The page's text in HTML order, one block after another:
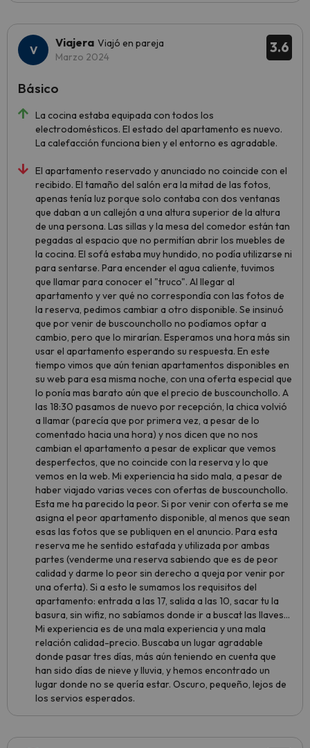
3.6
Viajera Viajó en pareja
Marzo 2024
La cocina estaba equipada con todos los
electrodomésticos. El estado del apartamento es nuevo.
La calefacción funciona bien y el entorno es agradable.
El apartamento reservado y anunciado no coincide con el
recibido. El tamaño del salón era la mitad de las fotos,
apenas tenía luz porque solo contaba con dos ventanas
que daban a un callejón a una altura superior de la altura
de una persona. Las sillas y la mesa del comedor están tan
pegadas al espacio que no permitían abrir los muebles de
la cocina. El sofá estaba muy hundido, no podía utilizarse ni
para sentarse. Para encender el agua caliente, tuvimos
que llamar para conocer el "truco". Al llegar al
apartamento y ver qué no correspondía con las fotos de
la reserva, pedimos cambiar a otro disponible. Se insinuó
que por venir de buscounchollo no podíamos optar a
cambio, pero que lo mirarían. Esperamos una hora más sin
usar el apartamento esperando su respuesta. En este
tiempo vimos que aún tenian apartamentos disponibles en
su web para esa misma noche, con una oferta especial que
lo ponía mas barato aún que el precio de buscounchollo. A
las 18:30 pasamos de nuevo por recepción, la chica volvió
a llamar (parecía que por primera vez, a pesar de lo
comentado hacia una hora) y nos dicen que no nos
cambian el apartamento a pesar de explicar que vemos
desperfectos, que no coincide con la reserva y lo que
vemos en la web. Mi experiencia ha sido mala, a pesar de
haber viajado varias veces con ofertas de buscounchollo.
Esta me ha parecido la peor. Si por venir con oferta se me
asigna el peor apartamento disponible, al menos que sean
esas las fotos que se publiquen en el anuncio. Para esta
reserva me he sentido estafada y utilizada por ambas
partes (venderme una reserva sabiendo que es de peor
calidad y darme lo peor sin derecho a queja por venir por
una oferta). Si a esto le sumamos los requisitos del
apartamento: entrada a las 17, salida a las 10, sacar tu la
basura, sin wifiz, no sabíamos donde ir a buscat las llaves...
Mi experiencia es de una mala experiencia y una mala
relación calidad-precio. Buscaba un lugar agradable
donde pasar tres días, más aún teniendo en cuenta que
han sido días de nieve y lluvia, y hemos encontrado un
lugar donde no se quería estar. Oscuro, pequeño, lejos de
los servios esperados.
Básico